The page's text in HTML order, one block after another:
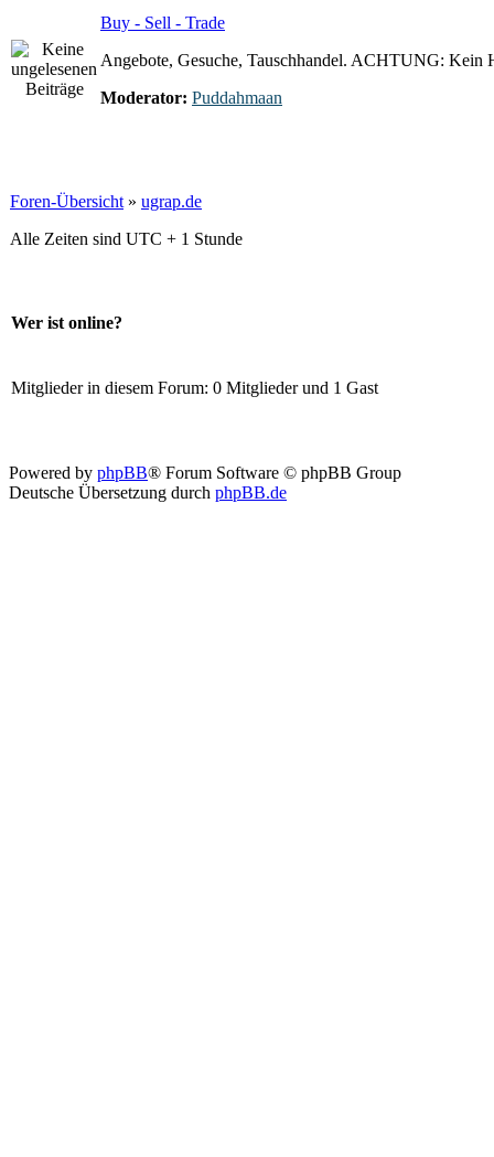
Buy - Sell - Trade
Angebote, Gesuche, Tauschhandel. ACHTUNG: Kein
Moderator: Puddahmaan
Foren-Übersicht » ugrap.de
Alle Zeiten sind UTC + 1 Stunde
Wer ist online?
Mitglieder in diesem Forum: 0 Mitglieder und 1 Gast
Powered by phpBB® Forum Software © phpBB Group
Deutsche Übersetzung durch phpBB.de